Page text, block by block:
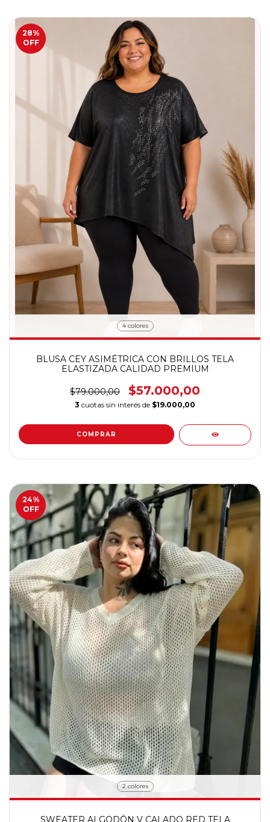
28%
OFF
4 colores
BLUSA CEY ASIMÉTRICA CON BRILLOS TELA
ELASTIZADA CALIDAD PREMIUM
$79.000,00 $57.000,00
3 cuotas sin interés de $19.000,00
COMPRAR
24%
OFF
2 colores
SWEATER ALGODÓN V CALADO RED TELA